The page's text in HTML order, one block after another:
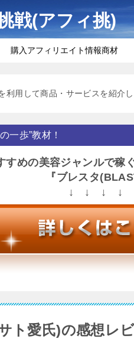
戦(アフィ挑)
購入アフィリエイト情報商材
用して商品・サービスを紹介し
一歩”教材！
すめの美容ジャンルで稼
『ブレスタ
↓ ↓ ↓ ↓
ト愛氏)の感想レ